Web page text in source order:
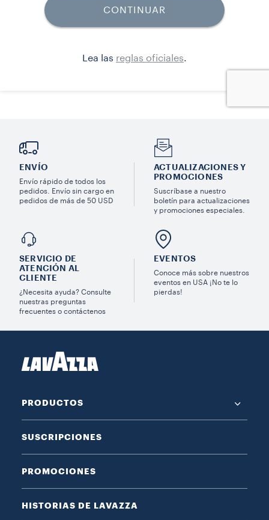
ENVÍO
Envío rápido de todos los
pedidos. Envío sin cargo en
pedidos de más de 50 USD
ACTUALIZACIONES Y
PROMOCIONES
Suscríbase a nuestro
boletín para actualizaciones
y promociones especiales.
SERVICIO DE
ATENCIÓN AL
CLIENTE
¿Necesita ayuda? Consulte
nuestras preguntas
frecuentes o contáctenos
EVENTOS
Conoce más sobre nuestros
eventos en USA ¡No te lo
pierdas!
PRODUCTOS
SUSCRIPCIONES
PROMOCIONES
HISTORIAS DE LAVAZZA